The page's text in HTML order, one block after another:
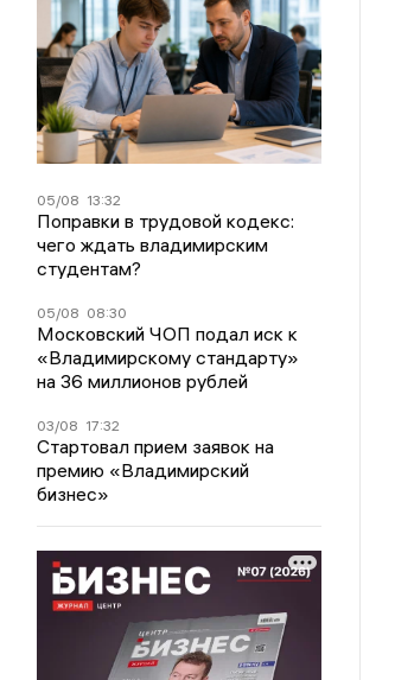
05/08 13:32
Поправки в трудовой кодекс:
чего ждать владимирским
студентам?
05/08 08:30
Московский ЧОП подал иск к
«Владимирскому стандарту»
на 36 миллионов рублей
03/08 17:32
Стартовал прием заявок на
премию «Владимирский
бизнес»